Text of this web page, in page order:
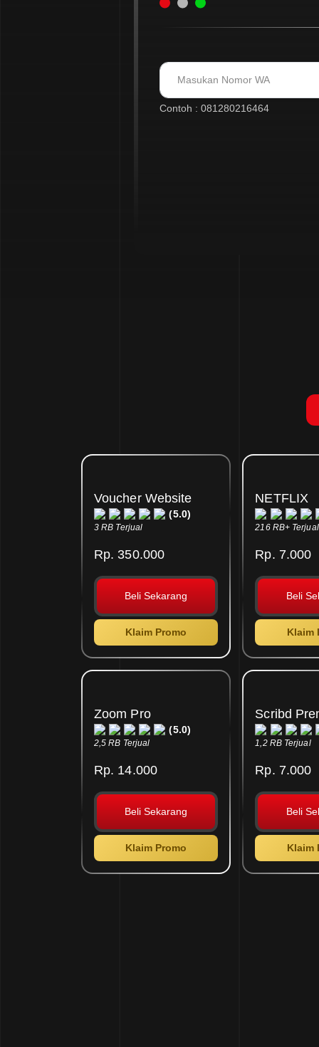
Contoh : 081280216464
Voucher Website
(5.0)
3 RB Terjual
Rp. 350.000
Beli Sekarang
Klaim Promo
NETFLIX
216 RB+ Terjual
Rp. 7.000
Beli
Klaim
Zoom Pro
(5.0)
2,5 RB Terjual
Rp. 14.000
Beli Sekarang
Klaim Promo
Scribd
1,2 RB Terjual
Rp. 7.000
Beli
Klaim